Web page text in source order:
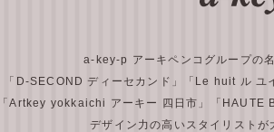
a-key-p アーキペンコグループの
「D-SECOND ディーセカンド」
「Le huit ル ユ
「Artkey yokkaichi アーキー 四日市」
「HAUTE
デザイン力の高いスタイリストが